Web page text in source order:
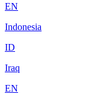
EN
Indonesia
ID
Iraq
EN